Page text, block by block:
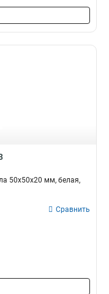
50х50х20 мм, белая,
Сравнить